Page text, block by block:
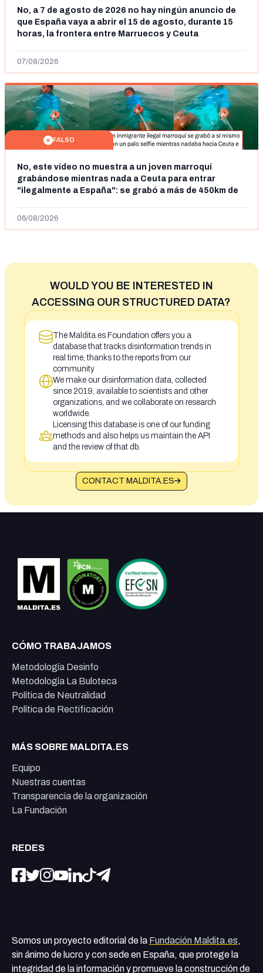
No, a 7 de agosto de 2026 no hay ningún anuncio de
que España vaya a abrir el 15 de agosto, durante 15
horas, la frontera entre Marruecos y Ceuta
07/08/2026
FALSO
No, este vídeo no muestra a un joven marroquí
grabándose mientras nada a Ceuta para entrar
"ilegalmente a España": se grabó a más de 450km de
06/08/2026
WOULD YOU BE INTERESTED IN
ACCESSING OUR STRUCTURED DATA?
The Maldita.es Foundation offers you a
database that tracks disinformation trends in
real time, thanks to the reports from our
community
We make our disinformation data, collected
since 2019, available to scientists and other
organizations, and we collaborate on research
worldwide.
Licensing this database is one of our funding
methods and also helps us maintain the API
and the review of that db.
CONTACT MALDITA.ES
CÓMO TRABAJAMOS
Metodología Desinfo
Metodología La Buloteca
Política de Neutralidad
Política de Rectificación
MÁS SOBRE MALDITA.ES
Equipo
Nuestras cuentas
Transparencia de la organización
La Fundación
REDES
Somos un proyecto editorial de la Fundación Maldita.es,
sin ánimo de lucro y con sede en España, que protege la
integridad de la información y promueve la construcción de